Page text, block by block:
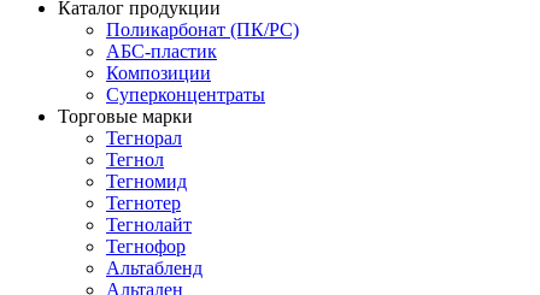
Каталог продукции
Поликарбонат (ПК/PC)
АБС-пластик
Композиции
Суперконцентраты
Торговые марки
Тегнорал
Тегнол
Тегномид
Тегнотер
Тегнолайт
Тегнофор
Альтабленд
Альтален